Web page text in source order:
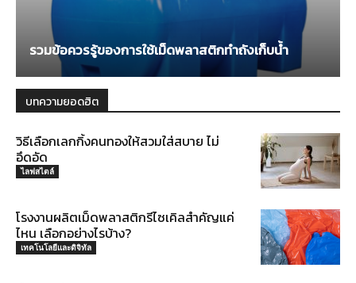
รวมข้อควรรู้ของการใช้เม็ดพลาสติกทำถังเก็บน้ำ
บทความยอดฮิต
วิธีเลือกเลกกิ้งคนทองให้สวมใส่สบาย ไม่
อึดอัด
ไลฟสไตล์
โรงงานผลิตเม็ดพลาสติกรีไซเคิลสำคัญแค่
ไหน เลือกอย่างไรบ้าง?
เทคโนโลยีและดิจิทัล